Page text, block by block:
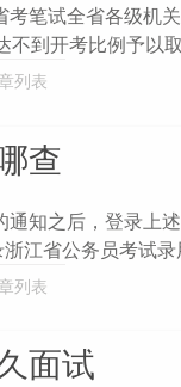
笔试全省各级机
到开考比例予以
列表
查
知之后，登录上
江省公务员考试录
列表
面试